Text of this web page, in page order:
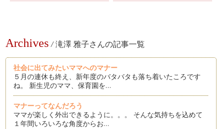
Archives / 滝澤 雅子さんの記事一覧
社会に出てみたいママへのマナー
５月の連休も終え、新年度のバタバタも落ち着いたころです
ね。 新生児のママ、保育園を…
マナーってなんだろう
ママが楽しく外出できるように。。。 そんな気持ちを込めて
１年間いろいろな角度からお…